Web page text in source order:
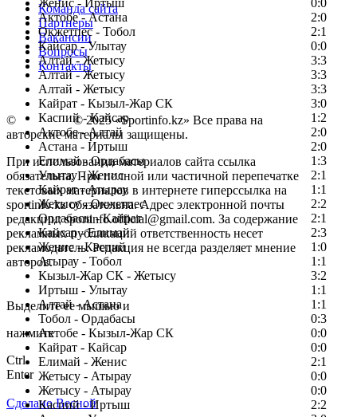
Женис - Иртыш
0:0
Актобе - Астана
2:0
Окжетпес - Тобол
2:1
Кайсар - Улытау
0:0
Алтай - Жетысу
3:3
Алтай - Жетысу
3:3
Алтай - Жетысу
3:3
Кайрат - Кызыл-Жар СК
3:0
Каспий - Кайсар
1:2
Актобе - Алтай
2:0
Астана - Иртыш
2:0
Елимай - Ордабасы
1:3
Улытау - Женис
2:1
Кайрат - Атырау
1:1
Жетысу - Окжетпес
2:2
Ордабасы - Кайрат
2:1
Кайсар - Елимай
2:3
Женис - Каспий
1:0
Атырау - Тобол
1:1
Кызыл-Жар СК - Жетысу
3:2
Иртыш - Улытау
1:1
Алтай - Астана
1:1
Тобол - Ордабасы
0:3
Актобе - Кызыл-Жар СК
0:0
Кайрат - Кайсар
0:0
Елимай - Женис
2:1
Жетысу - Атырау
0:0
Жетысу - Атырау
0:0
Каспий - Иртыш
2:2
Команда сайта
Партнеры
Вакансии
Вопросы
Контакты
© Copyright© 2025 «Sportinfo.kz» Все права на
авторские материалы защищены.
При использовании материалов сайта ссылка
обязательна. При полной или частичной перепечатке
текстовых материалов в интернете гиперссылка на
sportinfo.kz обязательна. Адрес электронной почты
редакции: sportinfo.official@gmail.com. За содержание
рекламных публикаций ответственность несет
рекламодатель. Редакция не всегда разделяет мнение
авторов.
Заметили ошибку в тексте?
Выделите ее мышью и
нажмите
Ctrl
Enter
Сделано Весной